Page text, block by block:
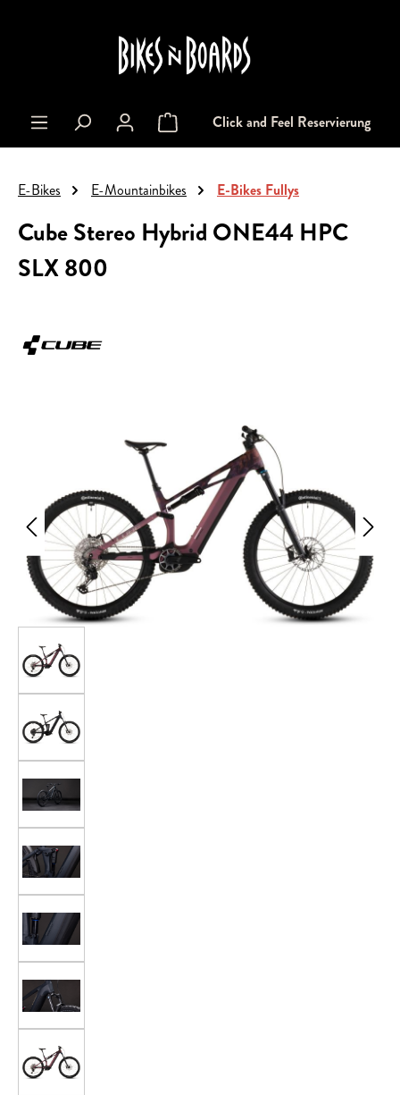
Warenkorb enthält 0 Positionen. Der
Click and Feel Reservierung
E-Bikes E-Mountainbikes E-Bikes Fullys
Cube Stereo Hybrid ONE44 HPC
SLX 800
Bildergalerie überspringen